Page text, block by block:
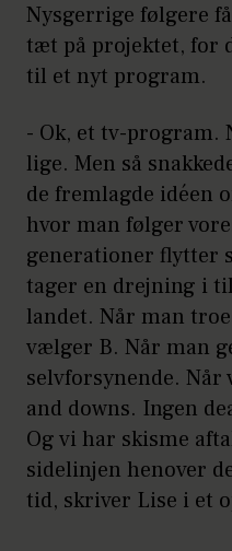
Nysgerrige følgere
tæt på projektet, for
til et nyt program.
- Ok, et tv-program.
lige. Men så
de fremlagde idéen
hvor man følger
generationer flytter
tager en drejning i
landet. Når man
vælger B. Når man
selvforsynende. Når
and downs. Ingen
Og vi har skisme
sidelinjen henover
tid, skriver Lise i et